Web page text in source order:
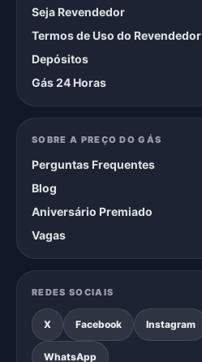
Seja Revendedor
Termos de Uso do Revendedor
Depósitos
Gás 24 Horas
SOBRE A PREÇO DO GÁS
Perguntas Frequentes
Blog
Aniversário Premiado
Vagas
REDES SOCIAIS
X Facebook Instagram
WhatsApp